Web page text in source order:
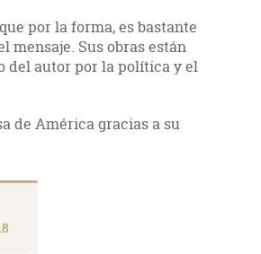
por la forma, es bastante
mensaje. Sus obras están
del autor por la política y el
de América gracias a su